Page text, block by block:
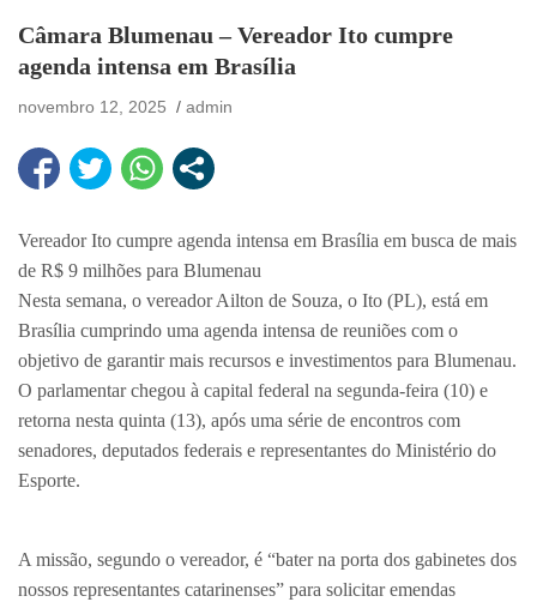
Câmara Blumenau – Vereador Ito cumpre
agenda intensa em Brasília
novembro 12, 2025 admin
Vereador Ito cumpre agenda intensa em Brasília em busca de mais
de R$ 9 milhões para Blumenau
Nesta semana, o vereador Ailton de Souza, o Ito (PL), está em
Brasília cumprindo uma agenda intensa de reuniões com o
objetivo de garantir mais recursos e investimentos para Blumenau.
O parlamentar chegou à capital federal na segunda-feira (10) e
retorna nesta quinta (13), após uma série de encontros com
senadores, deputados federais e representantes do Ministério do
Esporte.
A missão, segundo o vereador, é “bater na porta dos gabinetes dos
nossos representantes catarinenses” para solicitar emendas